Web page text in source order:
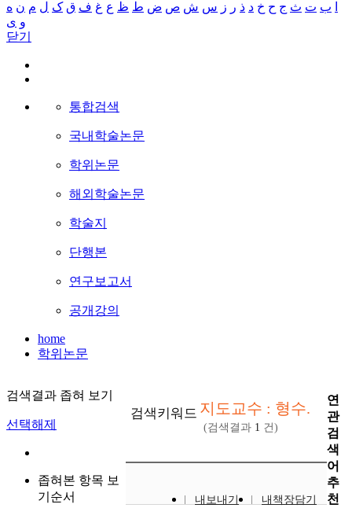
ب ت ث ج ح خ د ذ ر ز س ش ص ض ط ظ ع غ ف ق ک ل م ن ه
و ی
닫기
통합검색
국내학술논문
학위논문
해외학술논문
학술지
단행본
연구보고서
공개강의
home
학위논문
검색결과 좁혀 보기
선택해제
좁혀본 항목 보
기순서
검색키워드 지도교수 : 형수.
(검색결과 1 건)
내보내기
내책장담기
연
관
검
색
어
추
천